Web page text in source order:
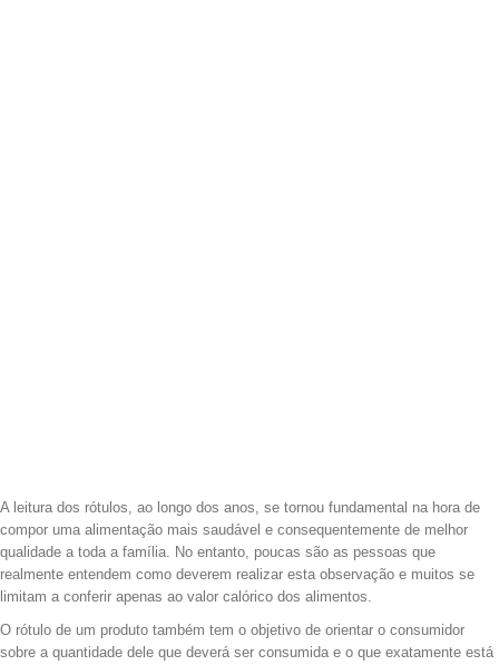
A leitura dos rótulos, ao longo dos anos, se tornou fundamental na hora de
compor uma alimentação mais saudável e consequentemente de melhor
qualidade a toda a família. No entanto, poucas são as pessoas que
realmente entendem como deverem realizar esta observação e muitos se
limitam a conferir apenas ao valor calórico dos alimentos.
O rótulo de um produto também tem o objetivo de orientar o consumidor
sobre a quantidade dele que deverá ser consumida e o que exatamente está